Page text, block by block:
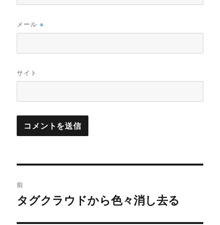
メール※
サイト
稿
前
過
タグクラウドから色々消し去る